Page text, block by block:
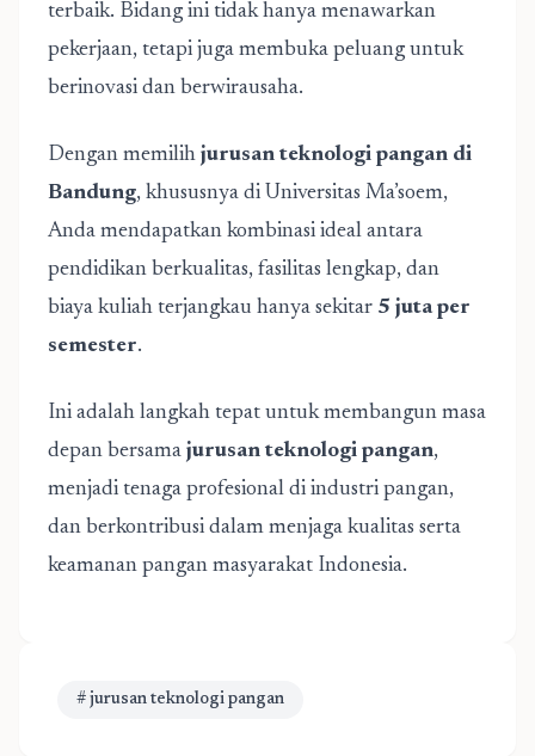
terbaik. Bidang ini tidak hanya menawarkan
pekerjaan, tetapi juga membuka peluang untuk
berinovasi dan berwirausaha.
Dengan memilih jurusan teknologi pangan di
Bandung, khususnya di Universitas Ma’soem,
Anda mendapatkan kombinasi ideal antara
pendidikan berkualitas, fasilitas lengkap, dan
biaya kuliah terjangkau hanya sekitar 5 juta per
semester.
Ini adalah langkah tepat untuk membangun masa
depan bersama jurusan teknologi pangan,
menjadi tenaga profesional di industri pangan,
dan berkontribusi dalam menjaga kualitas serta
keamanan pangan masyarakat Indonesia.
# jurusan teknologi pangan